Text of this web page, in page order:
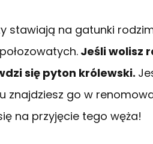
stawiają na gatunki
Jeśli wolisz
się pyton królewski.
znajdziesz go w
na przyjęcie tego węża!